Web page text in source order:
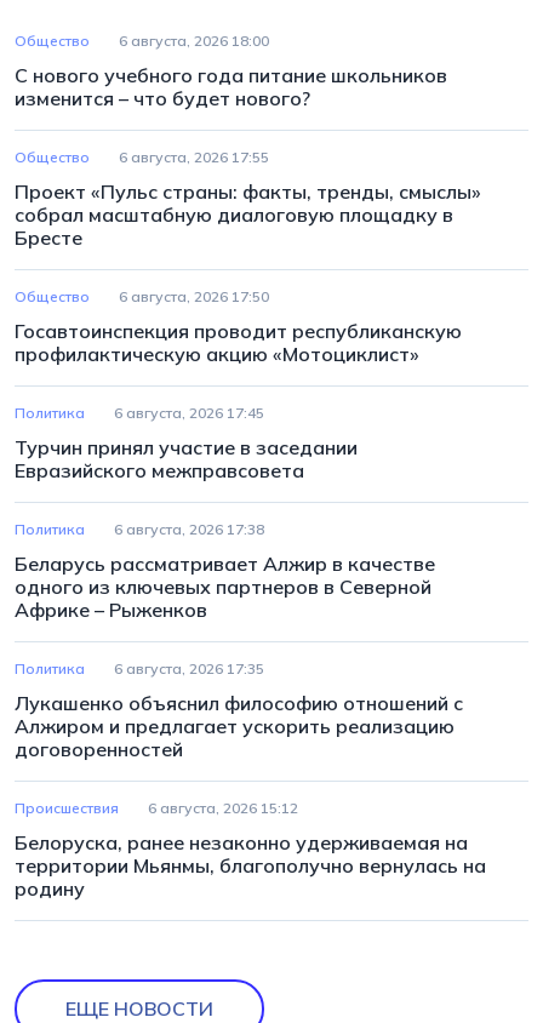
Общество 6 августа, 2026 18:00
С нового учебного года питание школьников
изменится – что будет нового?
Общество 6 августа, 2026 17:55
Проект «Пульс страны: факты, тренды, смыслы»
собрал масштабную диалоговую площадку в
Бресте
Общество 6 августа, 2026 17:50
Госавтоинспекция проводит республиканскую
профилактическую акцию «Мотоциклист»
Политика 6 августа, 2026 17:45
Турчин принял участие в заседании
Евразийского межправсовета
Политика 6 августа, 2026 17:38
Беларусь рассматривает Алжир в качестве
одного из ключевых партнеров в Северной
Африке – Рыженков
Политика 6 августа, 2026 17:35
Лукашенко объяснил философию отношений с
Алжиром и предлагает ускорить реализацию
договоренностей
Происшествия 6 августа, 2026 15:12
Белоруска, ранее незаконно удерживаемая на
территории Мьянмы, благополучно вернулась на
родину
ЕЩЕ НОВОСТИ